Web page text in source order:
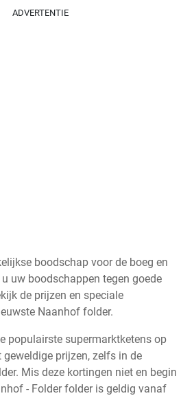
ADVERTENTIE
boodschap voor de boeg en
uw boodschappen tegen goede
de prijzen en speciale
Naanhof folder.
populairste supermarktketens op
prijzen, zelfs in de
Mis deze kortingen niet en begin
- Folder folder is geldig vanaf